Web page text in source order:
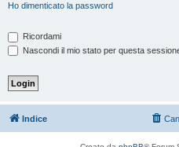
Ho dimenticato la password
Ricordami
Nascondi il mio stato per questa
Indice